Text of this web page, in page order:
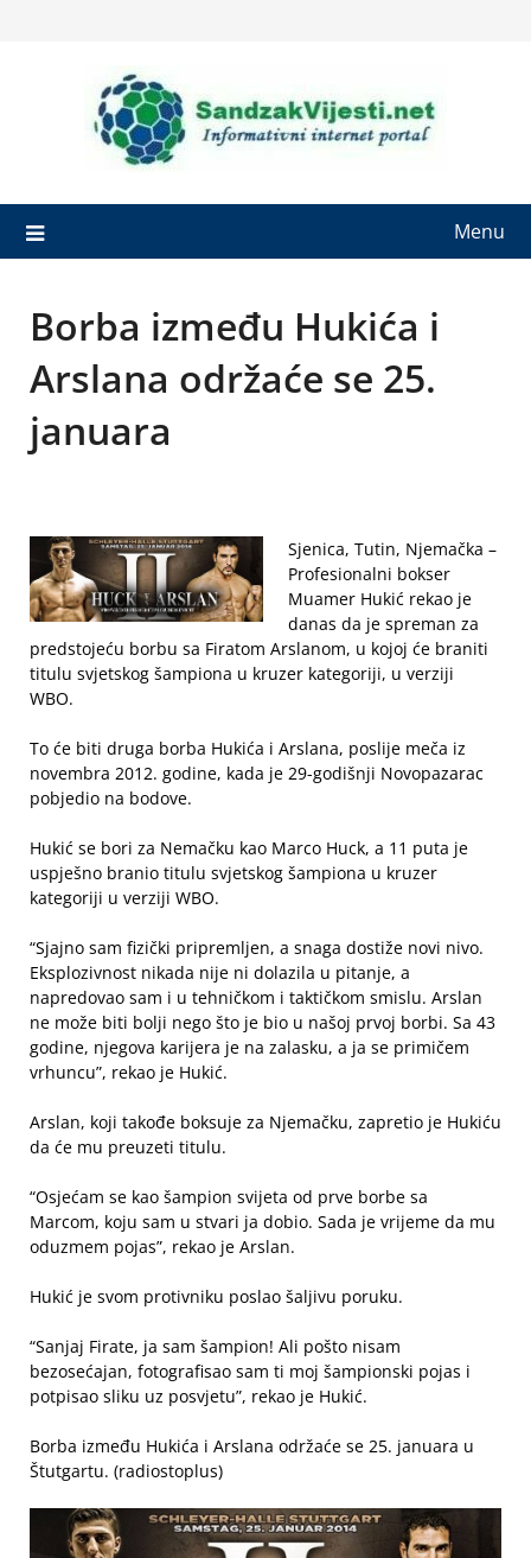
Menu
Borba između Hukića i
Arslana održaće se 25.
januara
Sjenica, Tutin, Njemačka –
Profesionalni bokser
Muamer Hukić rekao je
danas da je spreman za
predstojeću borbu sa Firatom Arslanom, u kojoj će braniti
titulu svjetskog šampiona u kruzer kategoriji, u verziji
WBO.
To će biti druga borba Hukića i Arslana, poslije meča iz
novembra 2012. godine, kada je 29-godišnji Novopazarac
pobjedio na bodove.
Hukić se bori za Nemačku kao Marco Huck, a 11 puta je
uspješno branio titulu svjetskog šampiona u kruzer
kategoriji u verziji WBO.
“Sjajno sam fizički pripremljen, a snaga dostiže novi nivo.
Eksplozivnost nikada nije ni dolazila u pitanje, a
napredovao sam i u tehničkom i taktičkom smislu. Arslan
ne može biti bolji nego što je bio u našoj prvoj borbi. Sa 43
godine, njegova karijera je na zalasku, a ja se primičem
vrhuncu”, rekao je Hukić.
Arslan, koji takođe boksuje za Njemačku, zapretio je Hukiću
da će mu preuzeti titulu.
“Osjećam se kao šampion svijeta od prve borbe sa
Marcom, koju sam u stvari ja dobio. Sada je vrijeme da mu
oduzmem pojas”, rekao je Arslan.
Hukić je svom protivniku poslao šaljivu poruku.
“Sanjaj Firate, ja sam šampion! Ali pošto nisam
bezosećajan, fotografisao sam ti moj šampionski pojas i
potpisao sliku uz posvjetu”, rekao je Hukić.
Borba između Hukića i Arslana održaće se 25. januara u
Štutgartu. (radiostoplus)